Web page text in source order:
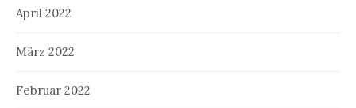
April 2022
März 2022
Februar 2022